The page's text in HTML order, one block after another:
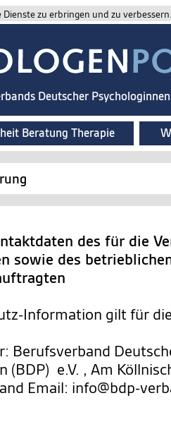
zu erbringen und zu
Deutscher
Beratung Therapie
des für die
sowie des
Information gilt für
Berufsverband
(BDP) e.V. , Am
Email: info@bdp-